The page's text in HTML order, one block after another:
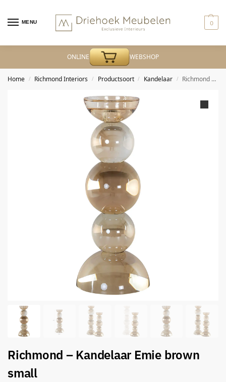
MENU 0
ONLINE WEBSHOP
Home / Richmond Interiors / Productsoort / Kandelaar / Richmond – Kandelaar Emie brown small
Richmond – Kandelaar Emie brown
small